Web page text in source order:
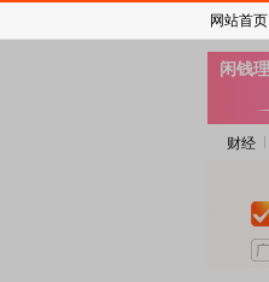
财经
网站首页